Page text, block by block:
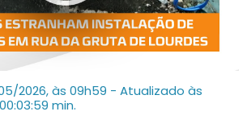
2026, às 09h59 - Atualizado às
min.